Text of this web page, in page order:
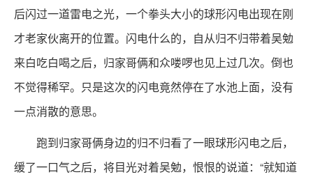
后闪过一道雷电之光，一个拳头大小的球形闪电出现在刚
才老家伙离开的位置。闪电什么的，自从归不归带着吴勉
来白吃白喝之后，归家哥俩和众喽啰也见上过几次。倒也
不觉得稀罕。只是这次的闪电竟然停在了水池上面，没有
一点消散的意思。
跑到归家哥俩身边的归不归看了一眼球形闪电之后，
缓了一口气之后，将目光对着吴勉，恨恨的说道：“就知道